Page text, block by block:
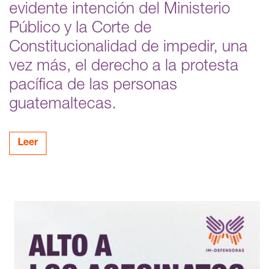
evidente intención del Ministerio
Público y la Corte de
Constitucionalidad de impedir, una
vez más, el derecho a la protesta
pacífica de las personas
guatemaltecas.
Leer